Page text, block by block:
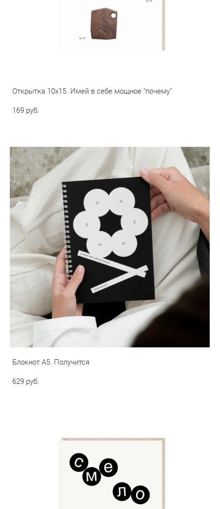
Открытка 10х15. Имей в себе мощное "почему"
169 pуб.
Блокнот А5. Получится
629 pуб.